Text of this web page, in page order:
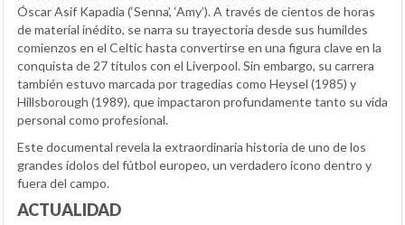
Óscar Asif Kapadia (‘Senna’, ‘Amy’). A través de cientos de horas
de material inédito, se narra su trayectoria desde sus humildes
comienzos en el Celtic hasta convertirse en una figura clave en la
conquista de 27 títulos con el Liverpool. Sin embargo, su carrera
también estuvo marcada por tragedias como Heysel (1985) y
Hillsborough (1989), que impactaron profundamente tanto su vida
personal como profesional.
Este documental revela la extraordinaria historia de uno de los
grandes ídolos del fútbol europeo, un verdadero icono dentro y
fuera del campo.
ACTUALIDAD